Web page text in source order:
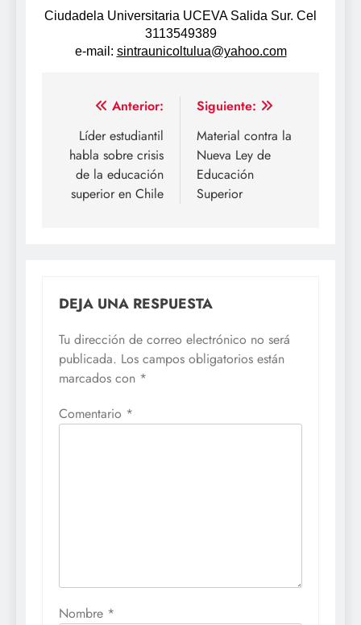
Ciudadela Universitaria UCEVA Salida Sur. Cel
3113549389
e-mail: sintraunicoltulua@yahoo.com
Navegación
de
entradas
Anterior:
Líder estudiantil
habla sobre crisis
de la educación
superior en Chile
Siguiente:
Material contra la
Nueva Ley de
Educación
Superior
DEJA UNA RESPUESTA
Tu dirección de correo electrónico no será
publicada. Los campos obligatorios están
marcados con *
Comentario *
Nombre *